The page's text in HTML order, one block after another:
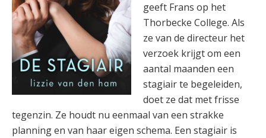
geeft Frans op het
Thorbecke College. Als
ze van de directeur het
verzoek krijgt om een
aantal maanden een
stagiair te begeleiden,
doet ze dat met frisse
tegenzin. Ze houdt nu eenmaal van een strakke
planning en van haar eigen schema. Een stagiair is